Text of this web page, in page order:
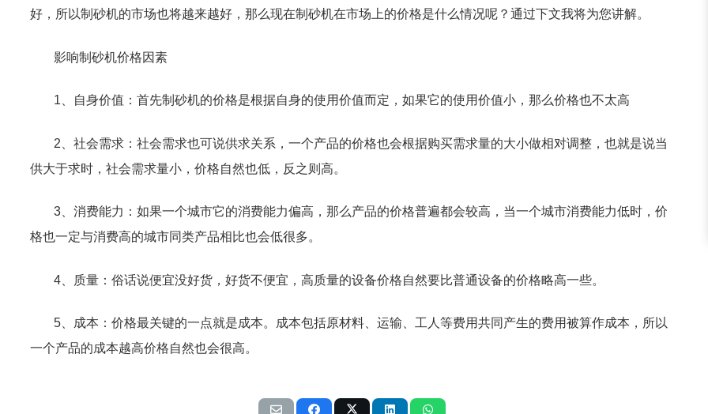
好，所以制砂机的市场也将越来越好，那么现在制砂机在市场上的价格是什么情况呢？通过下文我将为您讲解。
影响制砂机价格因素
1 、自身价值：首先制砂机的价格是根据自身的使用价值而定，如果它的使用价值小，那么价格也不太高
2 、社会需求：社会需求也可说供求关系，一个产品的价格也会根据购买需求量的大小做相对调整，也就是说当
供大于求时，社会需求量小，价格自然也低，反之则高。
3、消费能力：如果一个城市它的消费能力偏高，那么产品的价格普遍都会较高，当一个城市消费能力低时，价
格也一定与消费高的城市同类产品相比也会低很多。
4、质量：俗话说便宜没好货，好货不便宜，高质量的设备价格自然要比普通设备的价格略高一些。
5、成本：价格最关键的一点就是成本。成本包括原材料、运输、工人等费用共同产生的费用被算作成本，所以
一个产品的成本越高价格自然也会很高。